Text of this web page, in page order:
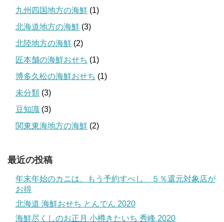
九州四国地方の海鮮 (1)
北海道地方の海鮮 (3)
北陸地方の海鮮 (2)
匠本舗の海鮮おせち (1)
博多久松の海鮮おせち (1)
未分類 (3)
豆知識 (3)
関東東海地方の海鮮 (2)
最近の投稿
年末年始のカニは、もう予約すべし ５％還元対象店が
お得
北海道 海鮮おせち とんでん 2020
海鮮尽くしのお正月 小樽きたいち 秀峰 2020